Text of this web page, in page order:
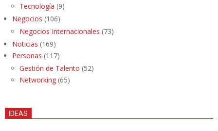
Tecnología (9)
Negocios (106)
Negocios Internacionales (73)
Noticias (169)
Personas (117)
Gestión de Talento (52)
Networking (65)
IDEAS